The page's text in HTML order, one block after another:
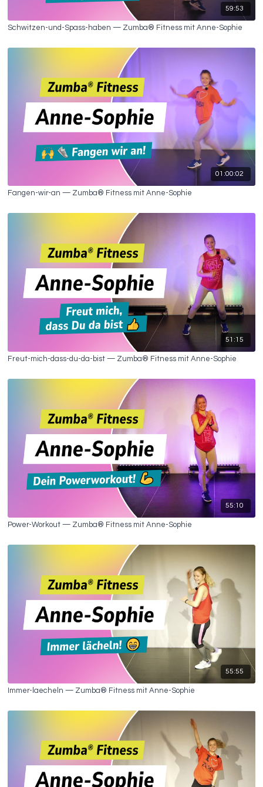
59:53
Schwitzen-und-Spass-haben — Zumba® Fitness mit Anne-Sophie
01:00:02
Fangen-wir-an — Zumba® Fitness mit Anne-Sophie
51:15
Freut-mich-dass-du-da-bist — Zumba® Fitness mit Anne-Sophie
55:10
Power-Workout — Zumba® Fitness mit Anne-Sophie
55:55
Immer-laecheln — Zumba® Fitness mit Anne-Sophie